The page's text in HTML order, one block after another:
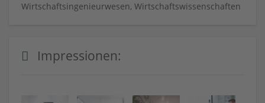
Wirtschaftsingenieurwesen, Wirtschaftswissenschaften
Impressionen: